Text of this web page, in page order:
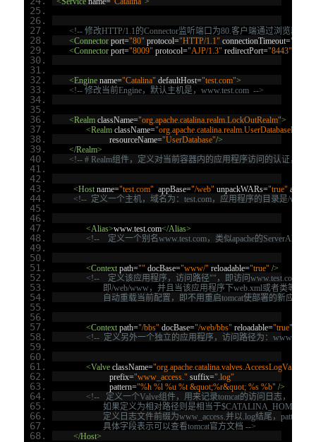
<!-- 修改HTTP/1.1的Connector监听端口为80.客户端通过浏览器访
<Connector port="80" protocol="HTTP/1.1" connectionTimeout=
<Connector port="8009" protocol="AJP/1.3" redirectPort="8443"
<Engine name="Catalina" defaultHost="test.com">
<!-- 修改当前Engine，默认主机是，www.test.com  -->
<Realm className="org.apache.catalina.realm.LockOutRealm">
<Realm className="org.apache.catalina.realm.UserDatabaseRealm"
resourceName="UserDatabase"/>
</Realm>
<!-- # Realm组件，定义对当前容器内的应用程序访问的认证，通
<Host name="test.com" appBase="/web" unpackWARs="true"
<!--  定义一个主机，域名为：test.com，应用程序的目录是/web
<Alias>www.test.com</Alias>
<!--    定义一个别名www.test.com，类似apache的ServerAlias -->
<Context path="" docBase="www/" reloadable="true" />
<!--    定义该应用程序，访问路径""，即访问www.test.com即
即/web/www，并且当该应用程序下web.xml或者类等有
自动重载当前配置，即不用重启tomcat使部署的新应用程
<Context path="/bbs" docBase="/web/bbs" reloadable="true"
<!--  定义另外一个独立的应用程序，访问路径为：
<Valve className="org.apache.catalina.valves.AccessLogValve"
prefix="www_access." suffix=".log"
pattern="%h %l %u %t &quot;%r&quot; %s %b" />
<!--   定义一个Valve组件，用来记录tomcat的访问日志，日志
如果定义为相对路径则是相当于$CATALINA_HOME，
定义日志文件前缀为www_access.并以.log结尾，pattern
			具体字段表示可以查看tomcat官方文档 -->
</Host>